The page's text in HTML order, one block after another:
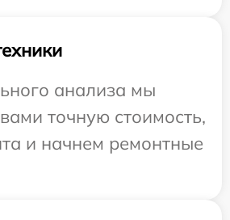
анализа мы
точную стоимость,
и начнем ремонтные